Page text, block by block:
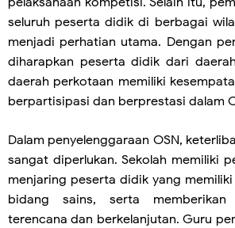
seluruh peserta didik di berbagai
menjadi perhatian utama. Dengan
diharapkan peserta didik dari
daerah perkotaan memiliki
berpartisipasi dan berprestasi dalam
Dalam penyelenggaraan OSN,
sangat diperlukan. Sekolah memiliki
menjaring peserta didik yang
bidang sains, serta memberikan
terencana dan berkelanjutan. Guru